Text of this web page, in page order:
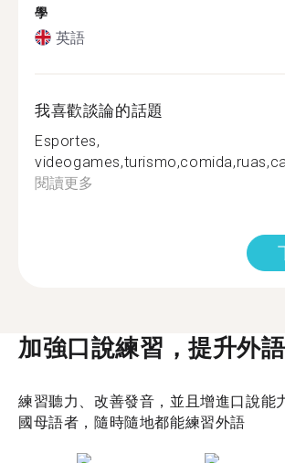
學
英語
我喜歡談論的話題
Esportes,
閱讀更多
加強口說練習，提升外
練習聽力、改善發音，並且增進口說能
國母語者，隨時隨地都能練習外語